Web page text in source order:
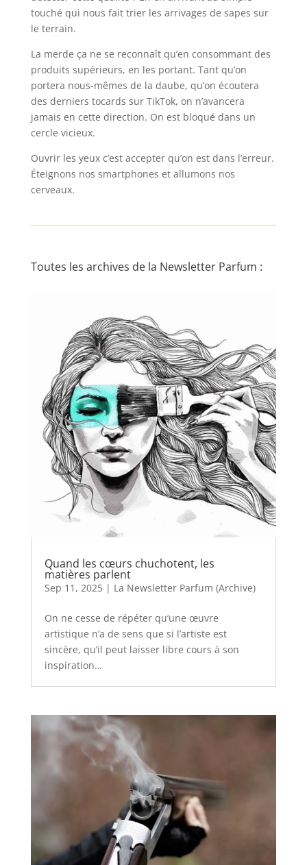
touché qui nous fait trier les arrivages de sapes sur
le terrain.
La merde ça ne se reconnaît qu’en consommant des
produits supérieurs, en les portant. Tant qu’on
portera nous-mêmes de la daube, qu’on écoutera
des derniers tocards sur TikTok, on n’avancera
jamais en cette direction. On est bloqué dans un
cercle vicieux.
Ouvrir les yeux c’est accepter qu’on est dans l’erreur.
Éteignons nos smartphones et allumons nos
cerveaux.
Toutes les archives de la Newsletter Parfum :
Quand les cœurs chuchotent, les
matières parlent
Sep 11, 2025| La Newsletter Parfum (Archive)
On ne cesse de répéter qu’une œuvre
artistique n’a de sens que si l’artiste est
sincère, qu’il peut laisser libre cours à son
inspiration…